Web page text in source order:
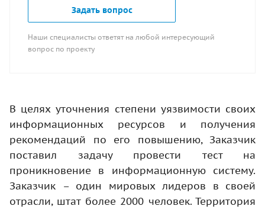
Задать вопрос
Наши специалисты ответят на любой интересующий
вопрос по проекту
В целях уточнения степени уязвимости своих
информационных ресурсов и получения
рекомендаций по его повышению, Заказчик
поставил задачу провести тест на
проникновение в информационную систему.
Заказчик – один мировых лидеров в своей
отрасли, штат более 2000 человек. Территория